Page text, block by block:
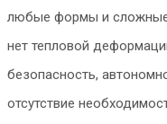
любые формы и
нет тепловой
безопасность,
отсутствие